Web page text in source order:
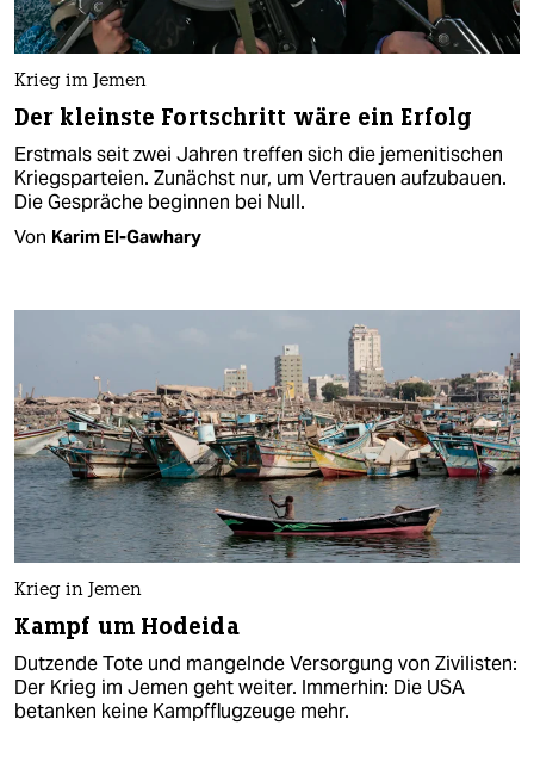
Krieg im Jemen
Der kleinste Fortschritt wäre ein Erfolg
Erstmals seit zwei Jahren treffen sich die jemenitischen
Kriegsparteien. Zunächst nur, um Vertrauen aufzubauen.
Die Gespräche beginnen bei Null.
Von Karim El-Gawhary
Krieg in Jemen
Kampf um Hodeida
Dutzende Tote und mangelnde Versorgung von Zivilisten:
Der Krieg im Jemen geht weiter. Immerhin: Die USA
betanken keine Kampfflugzeuge mehr.